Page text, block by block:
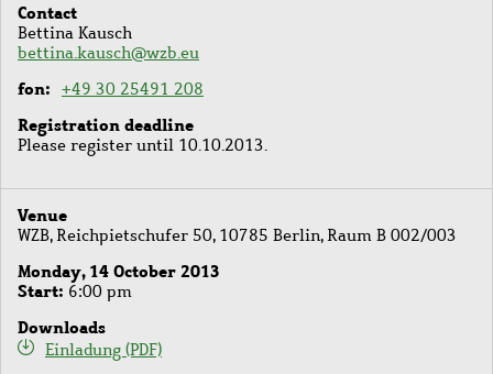
Contact
Bettina Kausch
bettina.kausch@wzb.eu
fon +49 30 25491 208
Registration deadline
Please register until 10.10.2013.
Venue
WZB, Reichpietschufer 50, 10785 Berlin, Raum B 002/003
Monday, 14 October 2013
Start 6:00 pm
Downloads
Einladung (PDF)